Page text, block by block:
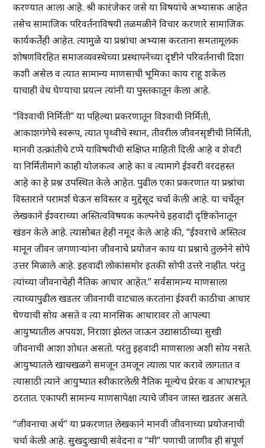
करण्यात आला आहे. श्री कारंजेकर जसे या विषयांचे अभ्यासक आहेत
तसेच सामाजिक परिवर्तनाविषयी तळमळीने विचार करणारे सामाजिक
कार्यकर्तेही आहेत. त्यामुळे या प्रश्नांचा अभ्यास करताना समतामूलक
शोषणविरहित समाजव्यवस्थेच्या प्रस्थापनेच्या दृष्टीने परिवर्तनाची दिशा
कशी असेल व त्यात सामान्य माणसाची भूमिका काय राहू शकेल
याचाही वेध घेण्याचा प्रयत्न त्यांनी या पुस्तकातून केला आहे.
“विश्वाची निर्मिती” या पहिल्या प्रकरणातून विश्वाची निर्मिती,
आकाशगंगेचे स्वरूप, त्यात पृथ्वीचे स्थान, तीवरील जीवनसृष्टीची निर्मिती,
मानवी उत्क्रांतीचे टप्पे याविषयीची संक्षिप्त माहिती दिली आहे व शेवटी
या निर्मितीमागे काही योजकत्व आहे का व त्यामागे ईश्वरी वरदहस्त
आहे का हे प्रश्न उपस्थित केले आहेत. पुढील एका प्रकरणात या प्रश्नांचा
विस्ताराने परामर्श घेऊन सविस्तर व मुद्देसूद चर्चा केली आहे. या चर्चेतून
लेखकाने ईश्वराच्या अस्तित्वविषयक कल्पनेचे इहवादी दृष्टिकोनातून
खंडन केले आहे. त्यासोबत हेही नमूद केले आहे की, “ईश्वराचे अस्तित्व
मानून जीवन जगणाऱ्यांना जीवनाचे प्रयोजन काय या प्रश्नाचे तुलनेने सोपे
उत्तर मिळाले आहे. इहवादी लोकांसमोर इतकी सोपी उत्तरे नाहीत. परंतु
त्यांच्या जीवनाचेही नैतिक आधार आहेत.” सर्वसामान्य माणसाला
त्याच्यापुढील खडतर जीवनाची वाटचाल करतांना ईश्वरी काठीचा आधार
घेण्याची सोय असते व त्या मानसिक आधारावर तो आपल्या
आयुष्यातील अपयश, निराशा झेलत जाऊन उद्यासाठीच्या सुखी
जीवनाची आशा शोधत असतो. परंतु इहवादी माणसाला अशी सोय नसते.
आयुष्यातले खाचखळगे समजून उमजून त्याला पार करावे लागतात व
त्यासाठी त्याने आयुष्यात स्वीकारलेली नैतिक मूल्येच प्रेरक व आधारभूत
ठरतात. एकापरी सामान्य माणसापेक्षा त्याचे जीवन जास्त खडतर असते.
“जीवनाचा अर्थ” या प्रकरणात लेखकाने मानवी जीवनाच्या प्रयोजनाची
चर्चा केली आहे. सुखदुःखाची संवेदना व “मी” पणाची जाणीव ही संपूर्ण